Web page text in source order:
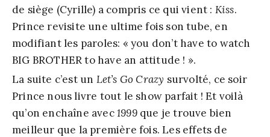
de siège (Cyrille) a compris ce qui vient : Kiss.
Prince revisite une ultime fois son tube, en
modifiant les paroles: « you don’t have to watch
BIG BROTHER to have an attitude ! ».
La suite c’est un Let’s Go Crazy survolté, ce soir
Prince nous livre tout le show parfait ! Et voilà
qu’on enchaîne avec1999que je trouve bien
meilleur que la première fois. Les effets de